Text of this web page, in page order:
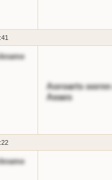
Aoroarts
Aeaes